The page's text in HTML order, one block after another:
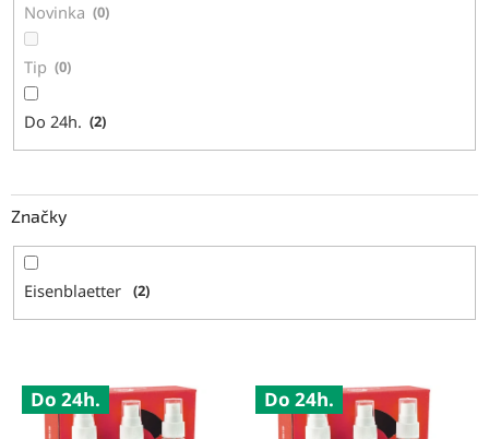
Novinka 0
Tip 0
Do 24h. 2
Značky
Eisenblaetter 2
V
Do 24h. Do 24h.